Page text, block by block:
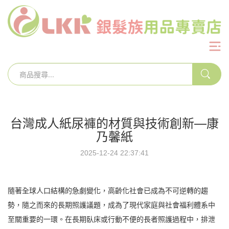
台灣成人紙尿褲的材質與技術創新—康
乃馨紙
2025-12-24 22:37:41
隨著全球人口結構的急劇變化，高齡化社會已成為不可逆轉的趨
勢，隨之而來的長期照護議題，成為了現代家庭與社會福利體系中
至關重要的一環。在長期臥床或行動不便的長者照護過程中，排泄